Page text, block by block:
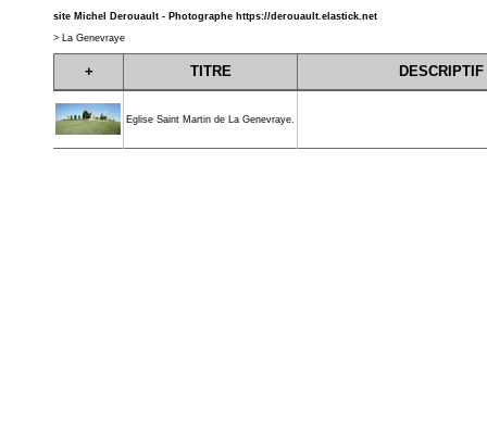
site Michel Derouault - Photographe https://derouault.elastick.net
>
La Genevraye
+ TITRE DESCRIPTIF
Eglise Saint Martin de La Genevraye.